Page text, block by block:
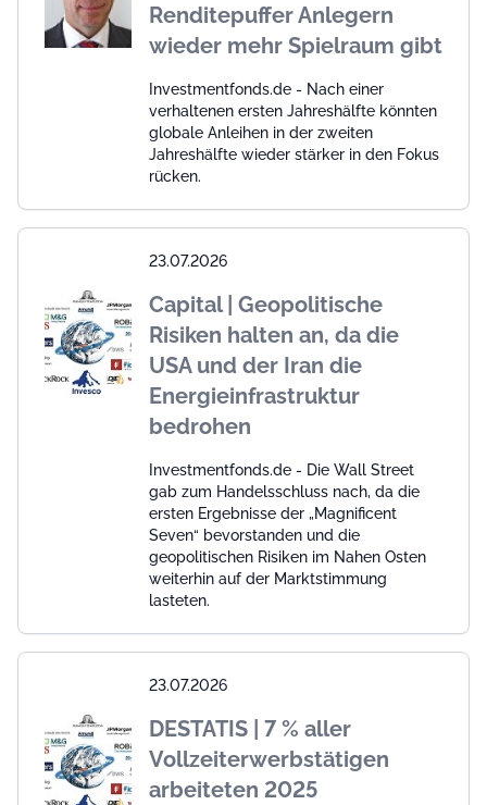
Renditepuffer Anlegern
wieder mehr Spielraum gibt
Investmentfonds.de - Nach einer
verhaltenen ersten Jahreshälfte könnten
globale Anleihen in der zweiten
Jahreshälfte wieder stärker in den Fokus
rücken.
23.07.2026
Capital | Geopolitische
Risiken halten an, da die
USA und der Iran die
Energieinfrastruktur
bedrohen
Investmentfonds.de - Die Wall Street
gab zum Handelsschluss nach, da die
ersten Ergebnisse der „Magnificent
Seven“ bevorstanden und die
geopolitischen Risiken im Nahen Osten
weiterhin auf der Marktstimmung
lasteten.
23.07.2026
DESTATIS | 7 % aller
Vollzeiterwerbstätigen
arbeiteten 2025